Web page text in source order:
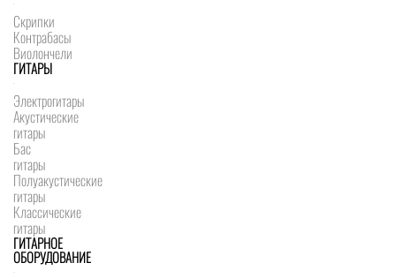
Скрипки
Контрабасы
Виолончели
ГИТАРЫ
Электрогитары
Акустические
гитары
Бас
гитары
Полуакустические
гитары
Классические
гитары
ГИТАРНОЕ
ОБОРУДОВАНИЕ